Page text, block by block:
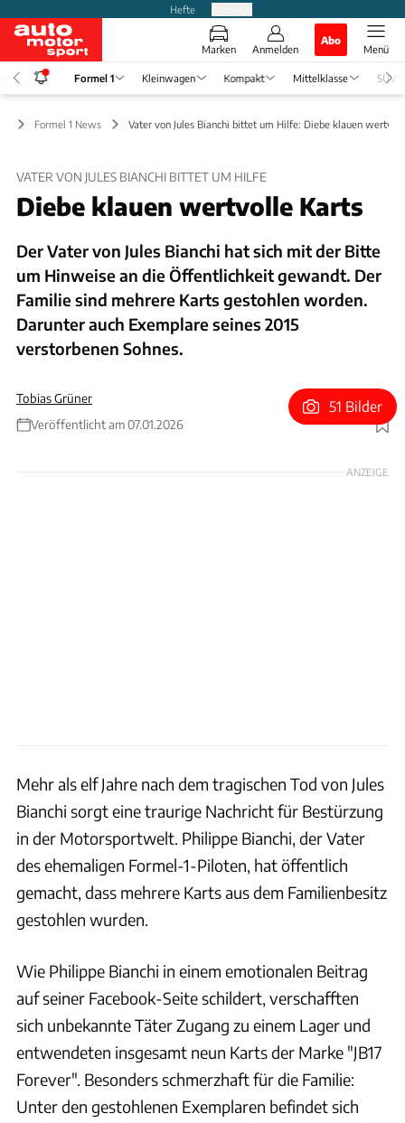
Hefte
Marken Anmelden
Abo
Menü
Formel 1 Kleinwagen Kompakt Mittelklasse SUV
Formel 1 News Vater von Jules Bianchi bittet um Hilfe: Diebe klauen
VATER VON JULES BIANCHI BITTET UM HILFE
Diebe klauen wertvolle Karts
Der Vater von Jules Bianchi hat sich mit der Bitte
um Hinweise an die Öffentlichkeit gewandt. Der
Familie sind mehrere Karts gestohlen worden.
Darunter auch Exemplare seines 2015
verstorbenen Sohnes.
Tobias Grüner
Veröffentlicht am 07.01.2026
Foto: Sutton Images via Getty Images
51 Bilder
ANZEIGE
Mehr als elf Jahre nach dem tragischen Tod von Jules
Bianchi sorgt eine traurige Nachricht für Bestürzung
in der Motorsportwelt. Philippe Bianchi, der Vater
des ehemaligen Formel-1-Piloten, hat öffentlich
gemacht, dass mehrere Karts aus dem Familienbesitz
gestohlen wurden.
Wie Philippe Bianchi in einem emotionalen Beitrag
auf seiner Facebook-Seite schildert, verschafften
sich unbekannte Täter Zugang zu einem Lager und
entwendeten insgesamt neun Karts der Marke "JB17
Forever". Besonders schmerzhaft für die Familie:
Unter den gestohlenen Exemplaren befindet sich